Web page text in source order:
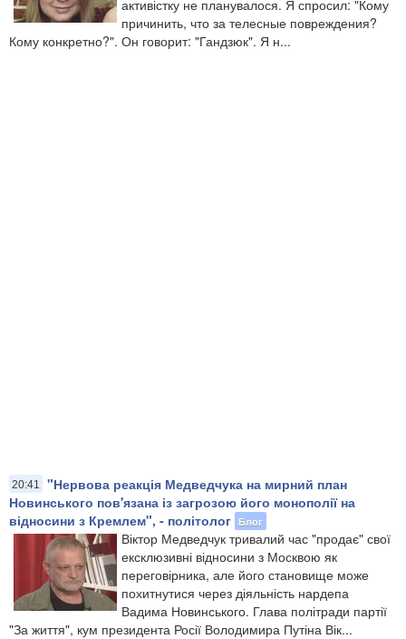
активістку не планувалося. Я спросил: "Кому
причинить, что за телесные повреждения?
Кому конкретно?". Он говорит: "Гандзюк". Я н...
20:41
"Нервова реакція Медведчука на мирний план
Новинського пов'язана із загрозою його монополії на
відносини з Кремлем", - політолог Блог
Віктор Медведчук тривалий час "продає" свої
ексклюзивні відносини з Москвою як
переговірника, але його становище може
похитнутися через діяльність нардепа
Вадима Новинського. Глава політради партії
"За життя", кум президента Росії Володимира Путіна Вік...